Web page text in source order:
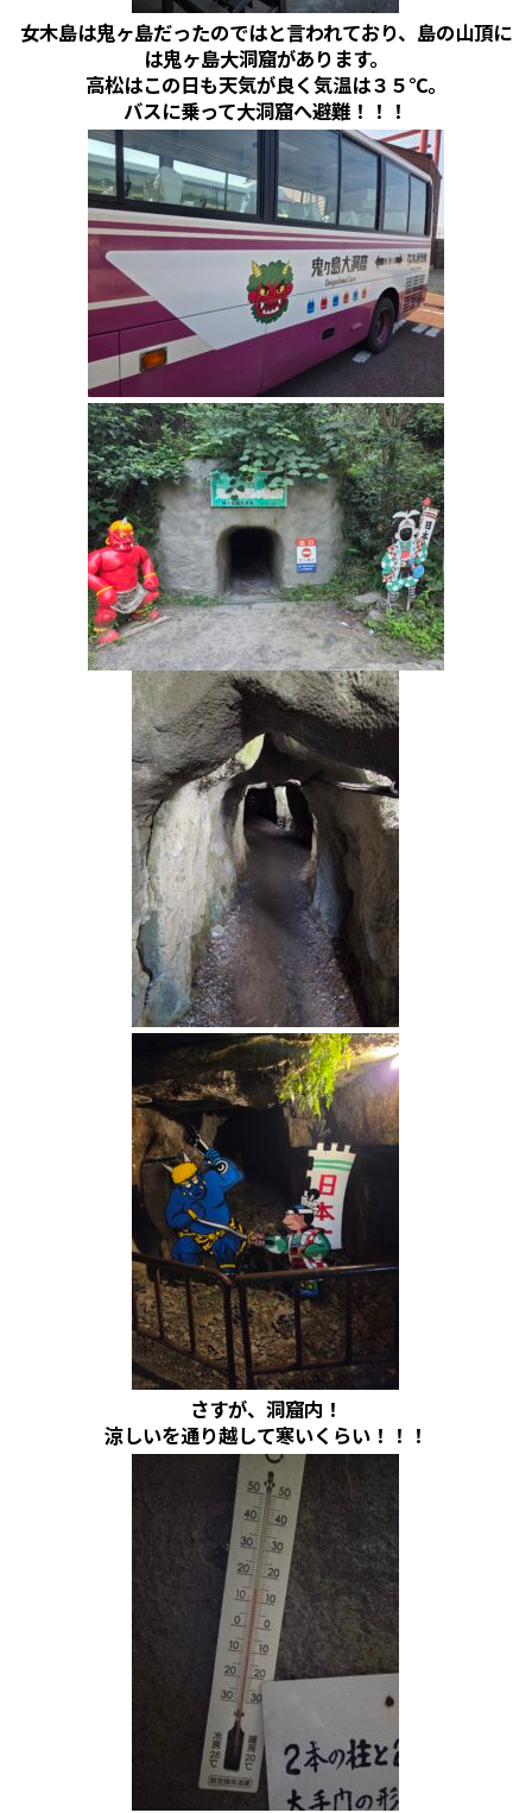
女木島は鬼ヶ島だったのではと言われており、島の山頂に
は鬼ヶ島大洞窟があります。
高松はこの日も天気が良く気温は３５℃。
バスに乗って大洞窟へ避難！！！
さすが、洞窟内！
涼しいを通り越して寒いくらい！！！